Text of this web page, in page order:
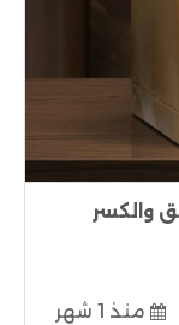
والكسر
منذ 1 شهر